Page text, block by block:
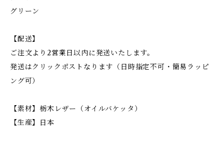
グリーン
【配送】
ご注文より2営業日以内に発送いたします。
発送はクリックポストなります（日時指定不可・簡易ラッピ
ング可）
【素材】栃木レザー（オイルバケッタ）
【生産】日本